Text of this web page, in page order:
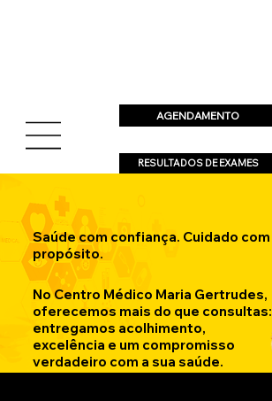
RESULTADOS DE EXAMES
AGENDAMENTO
Saúde com confiança. Cuidado com
propósito.
NoCentro Médico Maria Gertrudes,
oferecemos mais do que consultas:
entregamos acolhimento,
excelência e um compromisso
verdadeiro com a sua saúde.